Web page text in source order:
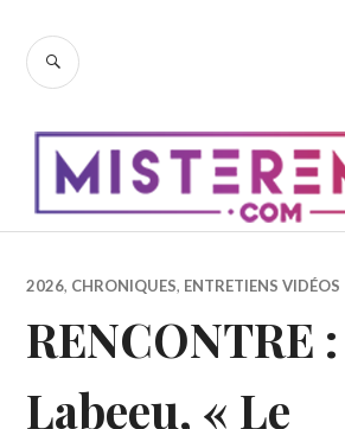
contenu
RECHERCHE
2026, CHRONIQUES, ENTRETIENS VIDÉOS
RENCONTRE
Labeeu, « Le